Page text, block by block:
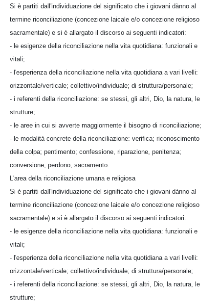
Si è partiti dall'individuazione del significato che i giovani dànno al
termine riconciliazione (concezione laicale e/o concezione religioso
sacramentale) e si è allargato il discorso ai seguenti indicatori:
- le esigenze della riconciliazione nella vita quotidiana: funzionali e
vitali;
- l'esperienza della riconciliazione nella vita quotidiana a vari livelli:
orizzontale/verticale; collettivo/individuale; di struttura/personale;
- i referenti della riconciliazione: se stessi, gli altri, Dio, la natura, le
strutture;
- le aree in cui si avverte maggiormente il bisogno di riconciliazione;
- le modalità concrete della riconciliazione: verifica; riconoscimento
della colpa; pentimento; confessione, riparazione, penitenza;
conversione, perdono, sacramento.
L'area della riconciliazione umana e religiosa
Si è partiti dall'individuazione del significato che i giovani dànno al
termine riconciliazione (concezione laicale e/o concezione religioso
sacramentale) e si è allargato il discorso ai seguenti indicatori:
- le esigenze della riconciliazione nella vita quotidiana: funzionali e
vitali;
- l'esperienza della riconciliazione nella vita quotidiana a vari livelli:
orizzontale/verticale; collettivo/individuale; di struttura/personale;
- i referenti della riconciliazione: se stessi, gli altri, Dio, la natura, le
strutture;